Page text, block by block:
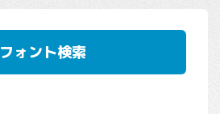
フォント検索